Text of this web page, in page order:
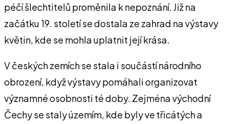
péčí šlechtitelů proměnila k nepoznání. Již na
začátku 19. století se dostala ze zahrad na výstavy
květin, kde se mohla uplatnit její krása.
V českých zemích se stala i součástí národního
obrození, když výstavy pomáhali organizovat
významné osobnosti té doby. Zejména východní
Čechy se staly územím, kde byly ve třicátých a